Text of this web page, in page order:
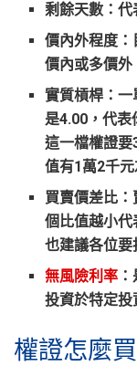
剩餘天數：代
價內外程度
價內或多價外
實質槓桿：
是4.00，代
這一檔權證
值有1萬2千元
買賣價差比
個比值越小
也建議各位要
無風險利率
投資於特定投
權證怎麼買